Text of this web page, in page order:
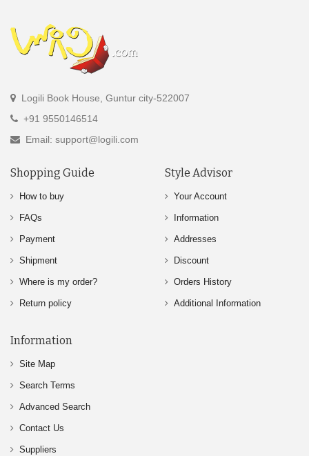
Logili Book House, Guntur city-522007
+91 9550146514
Email: support@logili.com
Shopping Guide
How to buy
FAQs
Payment
Shipment
Where is my order?
Return policy
Style Advisor
Your Account
Information
Addresses
Discount
Orders History
Additional Information
Information
Site Map
Search Terms
Advanced Search
Contact Us
Suppliers